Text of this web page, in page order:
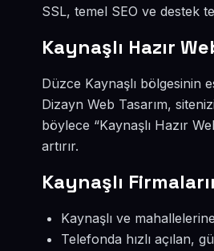
SSL, temel SEO ve destek
Kaynaşlı Hazır
Düzce Kaynaşlı bölgesinin
Dizayn Web Tasarım,
böylece “Kaynaşlı Hazır
artırır.
Kaynaşlı
Kaynaşlı ve
Telefonda hızlı açılan,